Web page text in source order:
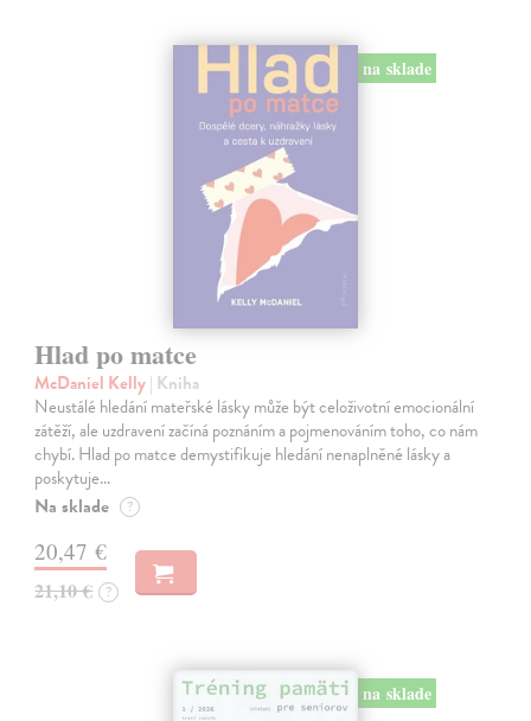
na sklade
Hlad po matce
McDaniel Kelly| Kniha
Neustálé hledání mateřské lásky může být celoživotní emocionální
zátěží, ale uzdravení začíná poznáním a pojmenováním toho, co nám
chybí. Hlad po matce demystifikuje hledání nenaplněné lásky a
poskytuje…
Na sklade ?
20,47 €
21,10 € ?
na sklade